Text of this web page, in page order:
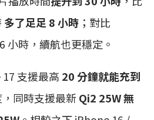
多了足足 8 小時 ；對比
小時，續航也更穩定。
支援最高 20 分鐘就能充到
同時支援最新Qi2 25W 無